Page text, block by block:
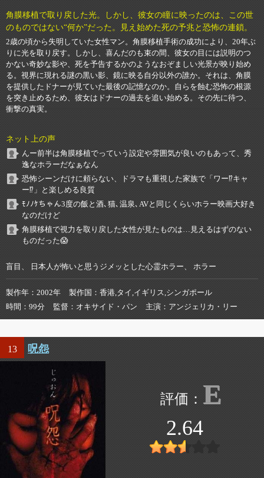
角膜移植で取り戻した光。しかし、彼女の瞳に映ったのは、この世
のものではない“何か”だった。見え始めた死の予兆と恐怖の連鎖。
2歳の頃から失明していた女性マン。角膜移植手術の成功により、20年ぶ
りに光を取り戻す。しかし、喜んだのも束の間、彼女の目には説明のつ
かない奇妙な影や、死を予告するかのようなおぞましい光景が映り始め
る。視界に現れる謎の黒い影、鏡に映る自分以外の誰か。それは、角膜
を提供したドナーが見ていた最後の記憶なのか。自らを蝕む恐怖の根源
を突き止めるため、彼女はドナーの過去を追い始める。その先に待つ、
衝撃の真実。
ネット上の声
んー前半は角膜移植でっていう設定や雰囲気が良いのもあって、秀
逸なホラーだなぁなん
恐怖シーンだけに頼らない、ドラマも重視した家族で「ワー⁉キャ
ー⁉」と楽しめる良質
ﾓﾉﾉｹちゃん3度の飯と酒､猫､温泉､AVと同じくらいホラー映画大好き
なのだけど
角膜移植で視力を取り戻した女性が見たものは…見えるはずのない
ものだった😱
盲目、 日本人が怖いと思うジメッとした心霊ホラー、 ホラー
製作年 2002年 製作国
香港,タイ,イギリス,シンガポール
時間
99分 監督 オキサイド・パン 主演 アンジェリカ・リー
13 呪怨
E
2.64